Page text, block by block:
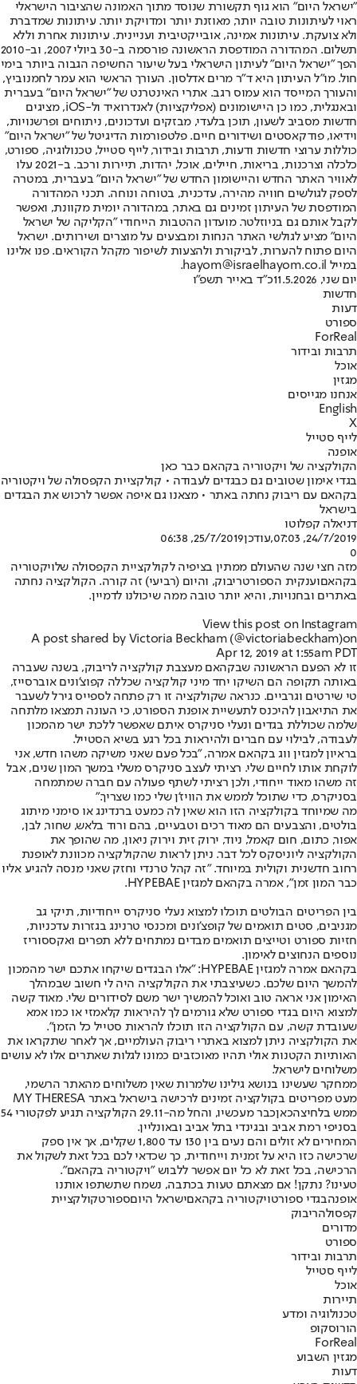
"ישראל היום" הוא גוף תקשורת שנוסד מתוך האמונה שהציבור הישראלי
ראוי לעיתונות טובה יותר, מאוזנת יותר ומדויקת יותר. עיתונות שמדברת
ולא צועקת. עיתונות אמינה, אובייקטיבית ועניינית. עיתונות אחרת וללא
תשלום. המהדורה המודפסת הראשונה פורסמה ב-30 ביולי 2007, וב-2010
הפך "ישראל היום" לעיתון הישראלי בעל שיעור החשיפה הגבוה ביותר בימי
חול. מו"ל העיתון היא ד"ר מרים אדלסון. העורך הראשי הוא עמר לחמנוביץ,
והעורך המייסד הוא עמוס רגב. אתרי האינטרנט של "ישראל היום" בעברית
ובאנגלית, כמו כן היישומונים (אפליקציות) לאנדרואיד ול-iOS, מציגים
חדשות מסביב לשעון, תוכן בלעדי, מבזקים ועדכונים, ניתוחים ופרשנויות,
וידיאו, פודקאסטים ושידורים חיים. פלטפורמות הדיגיטל של "ישראל היום"
כוללות ערוצי חדשות ודעות, תרבות ובידור, לייף סטייל, טכנולוגיה, ספורט,
כלכלה וצרכנות, בריאות, חיילים, אוכל, יהדות, תיירות ורכב. ב-2021 עלו
לאוויר האתר החדש והיישומון החדש של "ישראל היום" בעברית, במטרה
לספק לגולשים חוויה מהירה, עדכנית, בטוחה ונוחה. תכני המהדורה
המודפסת של העיתון זמינים גם באתר, במהדורה יומית מקוונת, ואפשר
לקבל אותם גם בניוזלטר. מועדון ההטבות הייחודי "הקליקה של ישראל
היום" מציע לגולשי האתר הנחות ומבצעים על מוצרים ושירותים. ישראל
היום פתוח להערות, לביקורת ולהצעות לשיפור מקהל הקוראים. פנו אלינו
במייל hayom@israelhayom.co.il.
יום שני, 11.5.2026
כ"ד באייר תשפ"ו
חדשות
דעות
ספורט
ForReal
תרבות ובידור
אוכל
מגזין
אנחנו מגייסים
English
X
לייף סטייל
אופנה
הקולקציה של ויקטוריה בקהאם כבר כאן
בגדי אימון שטובים גם כבגדים לעבודה • קולקציית הקפסולה של ויקטוריה
בקהאם עם ריבוק נחתה באתר • מצאנו גם איפה אפשר לרכוש את הבגדים
בישראל
דניאלה קפלוטו
24/7/2019, 07:03
,עודכן25/7/2019, 06:38
0
מזה חצי שנה שהעולם ממתין בציפיה לקולקציית הקפסולה שלויקטוריה
בקהאםוענקית הספורטריבוק, והיום (רביעי) זה קורה. הקולקציה נחתה
באתרים ובחנויות, והיא יותר טובה ממה שיכולנו לדמיין.
View this post on Instagram
A post shared by Victoria Beckham (@victoriabeckham)on
Apr 12, 2019 at 1:55am PDT
זו לא הפעם הראשונה שבקהאם מעצבת קולקציה לריבוק, בשנה שעברה
באותה תקופה הם השיקו יחד מיני קולקציה שכללה קפוצ'ונים אוברסייז,
טי שירטים וגרביים. כנראה שקולקציה זו רק פתחה לספייס גירל לשעבר
את התיאבון להיכנס לתעשיית אופנת הספורט, כי העונה תמצאו מלתחה
שלמה שכוללת בגדים ונעלי סניקרס איתם שאפשר ללכת ישר מהמכון
לעבודה, לבילוי עם חברים ולהיראות בכל רגע בשיא הסטייל.
בראיון למגזין ווג בקהאם אמרה, "בכל פעם שאני משיקה משהו חדש, אני
לוקחת אותו לחיים שלי. רציתי לעצב סניקרס משלי במשך המון שנים, אבל
זה משהו מאוד ייחודי, ולכן רציתי לשתף פעולה עם חברה שמתמחה
בסניקרס, כדי שתוכל לממש את הוויז'ן שלי כמו שצריך."
מה שמיוחד בקולקציה הזו הוא שאין לה כמעט ברנדינג או סימני מיתוג
בולטים, והצבעים הם מאוד רכים וטבעיים, בהם ורוד בלאש, שחור, לבן,
אפור, כתום, חום קאמל, ניוד, ירוק זית וירוק ניאון, מה שהופך את
הקולקציה ליוניסקס לכל דבר. ניתן לראות שהקולקציה מכוונת לאופנת
רחוב חדשנית וקולית במיוחד. "זה קהל טרנדי וחזק שאני מנסה להגיע אליו
כבר המון זמן", אמרה בקהאם למגזין HYPEBAE.
בין הפריטים הבולטים תוכלו למצוא נעלי סניקרס ייחודיות, תיקי גב
מגניבים, סטים תואמים של קופצ'ונים ומכנסי טרנינג בגזרות עדכניות,
חזיות ספורט וטייצים תואמים מבדים נמתחים ללא תפרים ואקססוריז
נוספים הנחוצים לאימון.
בקהאם אמרה למגזין HYPEBAE: "אלו הבגדים שיקחו אתכם ישר מהמכון
להמשך היום שלכם. כשעיצבתי את הקולקציה היה לי חשוב שבמהלך
האימון אני אראה טוב ואוכל להמשיך ישר משם לסידורים שלי. מאוד קשה
למצוא היום בגדי ספורט שלא גורמים לך להיראות קלאמזי או כמו אמא
שעובדת קשה, עם הקולקציה הזו תוכלו להראות סטייל כל הזמן".
את הקולקציה ניתן למצוא באתרי ריבוק העולמיים, אך לאחר שתקראו את
האותיות הקטנות אולי תהיו מאוכזבים כמונו לגלות שאתרים אלו לא עושים
משלוחים לישראל.
ממחקר שעשינו בנושא גילינו שלמרות שאין משלוחים מהאתר הרשמי,
מעט מפריטים בקולקציה זמינים לרכישה בישראל באתר MY THERESA
ממש בלחיצהכאן
כבר מעכשיו, והחל מה-29.11 הקולקציה תגיע לפקטורי 54
בסניפי רמת אביב ובגינדי בתל אביב ובאונליין.
המחירים לא זולים והם נעים בין 130 עד 1,800 שקלים, אך אין ספק
שרכישה כזו היא על זמנית וייחודית, כך שכדאי לכם בכל זאת לשקול את
הרכישה, בכל זאת לא כל יום אפשר ללבוש "ויקטוריה בקהאם".
טעינו? נתקן! אם מצאתם טעות בכתבה, נשמח שתשתפו אותנו
אופנהבגדי ספורטויקטוריה בקהאםישראל היוםספורטקולקציית
קפסולהריבוק
מדורים
ספורט
תרבות ובידור
לייף סטייל
אוכל
תיירות
טכנולוגיה ומדע
הורוסקופ
ForReal
מגזין השבוע
דעות